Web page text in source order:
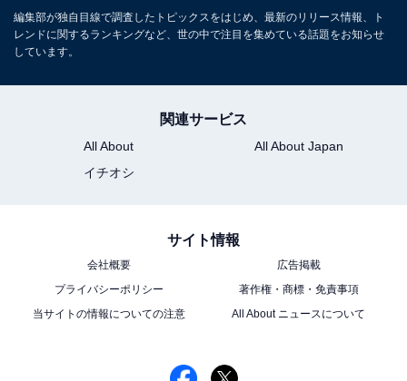
性／東京都）、「全国的にも有名なくらいイルミネーシ
ョンが綺麗なので、やはり冬には見に行きたい」（30代
編集部が独自目線で調査したトピックスをはじめ、最新のリリース情報、ト
レンドに関するランキングなど、世の中で注目を集めている話題をお知らせ
しています。
関連サービス
All About
All About Japan
イチオシ
サイト情報
会社概要
広告掲載
プライバシーポリシー
著作権・商標・免責事項
当サイトの情報についての注意
All About ニュースについて